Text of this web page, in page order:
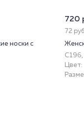
носки с
720
72
С196,
Цвет: